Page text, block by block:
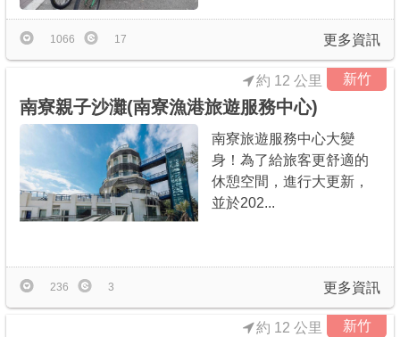
更多資訊
1066 17
新竹
約 12 公里
南寮親子沙灘(南寮漁港旅遊服務中心)
南寮旅遊服務中心大變
身！為了給旅客更舒適的
休憩空間，進行大更新，
並於202...
更多資訊
236 3
新竹
約 12 公里